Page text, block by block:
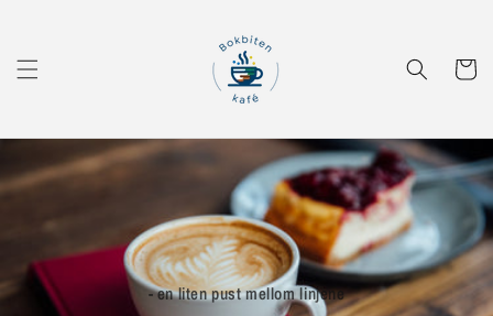
- en liten pust mellom linjene